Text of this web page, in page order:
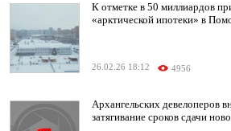
К отметке в 50 миллиардов
«арктической ипотеки» в
26.02.26 18:12 4956
Архангельских девелоперов
затягивание сроков сдачи